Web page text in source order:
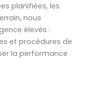
planifiées, les
nous
élevés :
et procédures de
la performance